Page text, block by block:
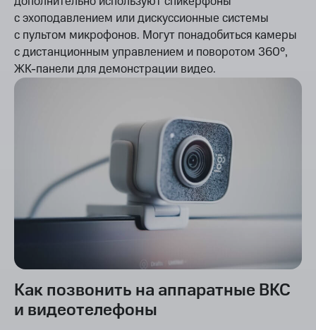
с эхоподавлением или дискуссионные системы
с пультом микрофонов. Могут понадобиться камеры
с дистанционным управлением и поворотом 360°,
ЖК-панели для демонстрации видео.
Как позвонить на аппаратные ВКС
и видеотелефоны